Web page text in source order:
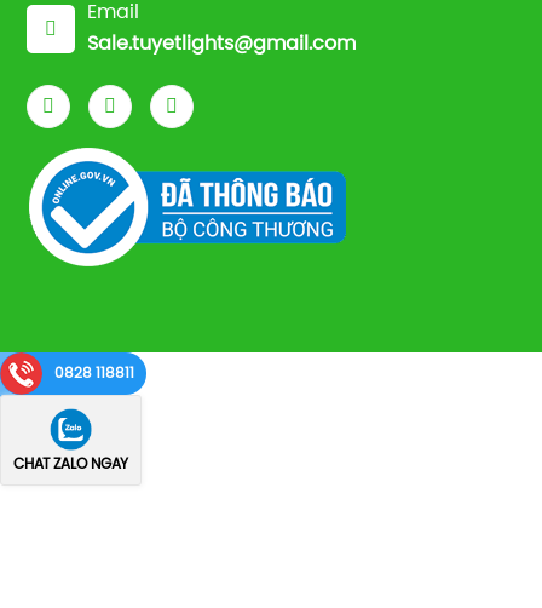
Email
Sale.tuyetlights@gmail.com
0828 118811
CHAT ZALO NGAY